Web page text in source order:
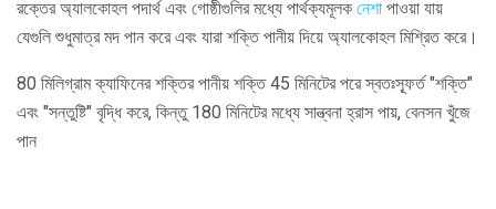
রক্তের অ্যালকোহল পদার্থ এবং গোষ্ঠীগুলির মধ্যে পার্থক্যমূলক নেশা পাওয়া যায়
যেগুলি শুধুমাত্র মদ পান করে এবং যারা শক্তি পানীয় দিয়ে অ্যালকোহল মিশ্রিত করে।
80 মিলিগ্রাম ক্যাফিনের শক্তির পানীয় শক্তি 45 মিনিটের পরে স্বতঃস্ফূর্ত "শক্তি"
এবং "সন্তুষ্টি" বৃদ্ধি করে, কিন্তু 180 মিনিটের মধ্যে সান্ত্বনা হ্রাস পায়, বেনসন খুঁজে
পান